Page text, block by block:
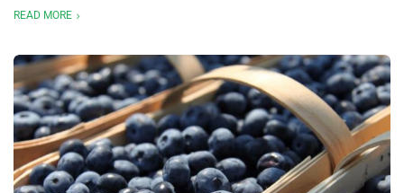
READ MORE